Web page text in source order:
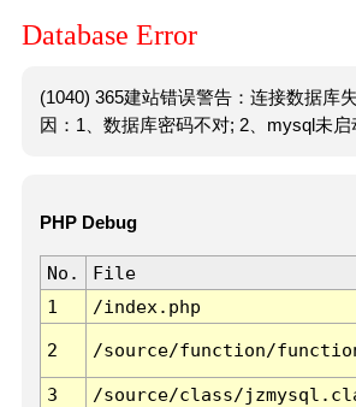
Database Error
(1040) 365建站错误警告：连接数据库
因：1、数据库密码不对; 2、mysql未启
PHP Debug
No. File
1
/index.php
2 /source/function/
3 /source/class/